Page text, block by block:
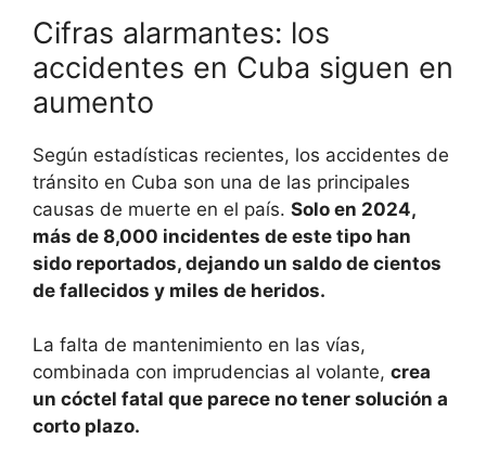
Cifras alarmantes: los
accidentes en Cuba siguen en
aumento
Según estadísticas recientes, los accidentes de
tránsito en Cuba son una de las principales
causas de muerte en el país. Solo en 2024,
más de 8,000 incidentes de este tipo han
sido reportados, dejando un saldo de cientos
de fallecidos y miles de heridos.
La falta de mantenimiento en las vías,
combinada con imprudencias al volante, crea
un cóctel fatal que parece no tener solución a
corto plazo.